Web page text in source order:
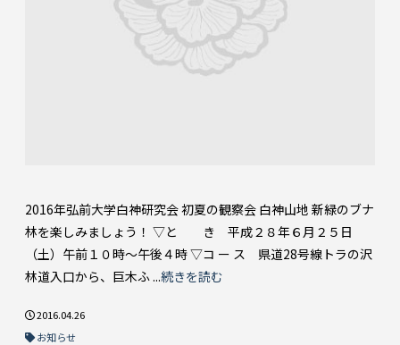
2016年弘前大学白神研究会 初夏の観察会 白神山地 新緑のブナ
林を楽しみましょう！ ▽と き 平成２８年６月２５日
（土）午前１０時～午後４時 ▽コ ー ス 県道28号線トラの沢
林道入口から、巨木ふ ...続きを読む
2016.04.26
お知らせ